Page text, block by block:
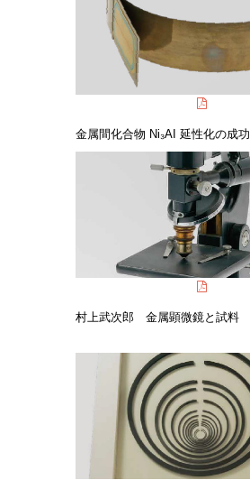
金属間化合物 Ni₃AI 延性化の成功
村上武次郎 金属顕微鏡と試料